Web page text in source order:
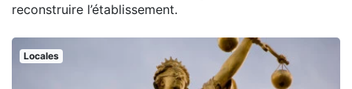
reconstruire l’établissement.
Locales